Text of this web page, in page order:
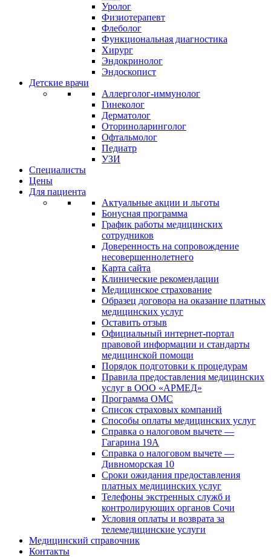
Уролог
Физиотерапевт
Флеболог
Функциональная диагностика
Хирург
Эндокринолог
Эндоскопист
Детские врачи
Аллерголог-иммунолог
Гинеколог
Дерматолог
Оториноларинголог
Офтальмолог
Педиатр
УЗИ
Специалисты
Цены
Для пациента
Актуальные акции и льготы
Бонусная программа
График работы медицинских
сотрудников
Доверенность на сопровождение
несовершеннолетнего
Карта сайта
Клинические рекомендации
Медицинское страхование
Образец договора на оказание платных
медицинских услуг
Оставить отзыв
Официальный интернет-портал
правовой информации и стандарты
медицинской помощи
Порядок подготовки к процедурам
Правила предоставления медицинских
услуг в ООО «АРМЕД»
Программа ОМС
Список страховых компаний
Способы оплаты медицинских услуг
Справка о налоговом вычете —
Гагарина 19А
Справка о налоговом вычете —
Дивноморская 10
Сроки ожидания предоставления
платных медицинских услуг
Телефоны экстренных служб и
контролирующих органов Сочи
Условия оплаты и возврата за
телемедицинские услуги
Медицинский справочник
Контакты